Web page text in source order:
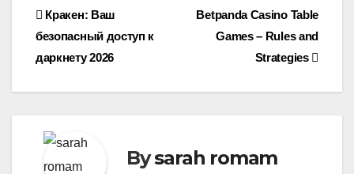
Post
navigation
Betpanda Casino Table
Games – Rules and
Strategies
Кракен: Ваш
безопасный доступ к
даркнету 2026
Bysarah romam